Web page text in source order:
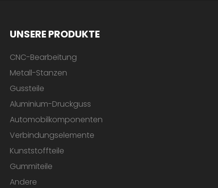
UNSERE PRODUKTE
CNC-Bearbeitung
Metall-Stanzen
Gussteile
Aluminium-Druckguss
Automobilkomponenten
Verbindungselemente
Kunststoffteile
Gummiteile
Andere